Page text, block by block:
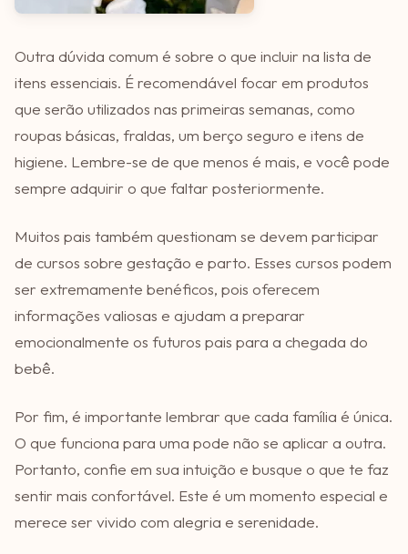
Outra dúvida comum é sobre o que incluir na lista de
itens essenciais. É recomendável focar em produtos
que serão utilizados nas primeiras semanas, como
roupas básicas, fraldas, um berço seguro e itens de
higiene. Lembre-se de que menos é mais, e você pode
sempre adquirir o que faltar posteriormente.
Muitos pais também questionam se devem participar
de cursos sobre gestação e parto. Esses cursos podem
ser extremamente benéficos, pois oferecem
informações valiosas e ajudam a preparar
emocionalmente os futuros pais para a chegada do
bebê.
Por fim, é importante lembrar que cada família é única.
O que funciona para uma pode não se aplicar a outra.
Portanto, confie em sua intuição e busque o que te faz
sentir mais confortável. Este é um momento especial e
merece ser vivido com alegria e serenidade.